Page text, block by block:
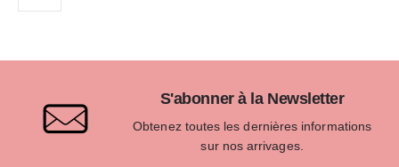
S'abonner à la Newsletter
Obtenez toutes les dernières informations
sur nos arrivages.